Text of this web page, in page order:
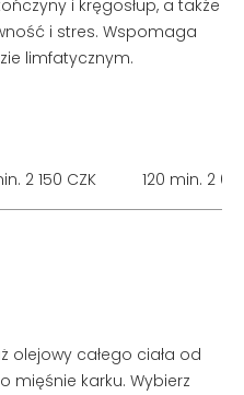
i kręgosłup, a także
i stres. Wspomaga
limfatycznym.
2 150 CZK 120 min. 2
olejowy całego ciała od
mięśnie karku. Wybierz